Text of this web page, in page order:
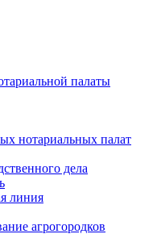
палаты
нотариальных палат
дела
линия
агрогородков